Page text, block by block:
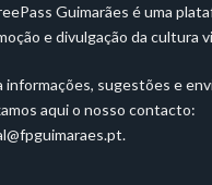
Guimarães é uma
e divulgação da cultura
informações, sugestões e
aqui o nosso contacto:
.